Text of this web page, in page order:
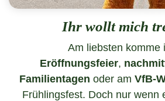
Ihr wollt mich
Am liebsten komme
Eröffnungsfeier,
Familientagen oder am VfB-
Frühlingsfest. Doch nur wenn